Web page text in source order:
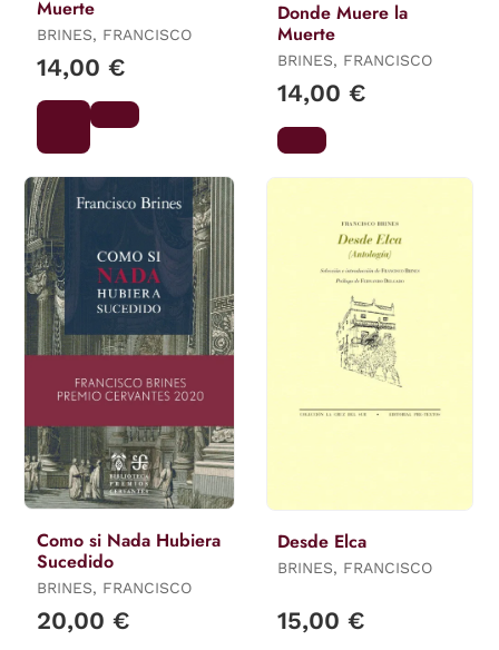
Muerte
BRINES, FRANCISCO
14,00 €
Donde Muere la
Muerte
BRINES, FRANCISCO
14,00 €
Como si Nada Hubiera
Sucedido
BRINES, FRANCISCO
20,00 €
Desde Elca
BRINES, FRANCISCO
15,00 €